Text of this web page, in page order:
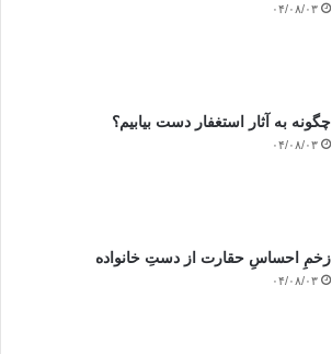
۰۴/۰۸/۰۳
چگونه به آثار استغفار دست بیابیم؟
۰۴/۰۸/۰۳
زخمِ احساسِ حقارت از دستِ خانواده
۰۴/۰۸/۰۳